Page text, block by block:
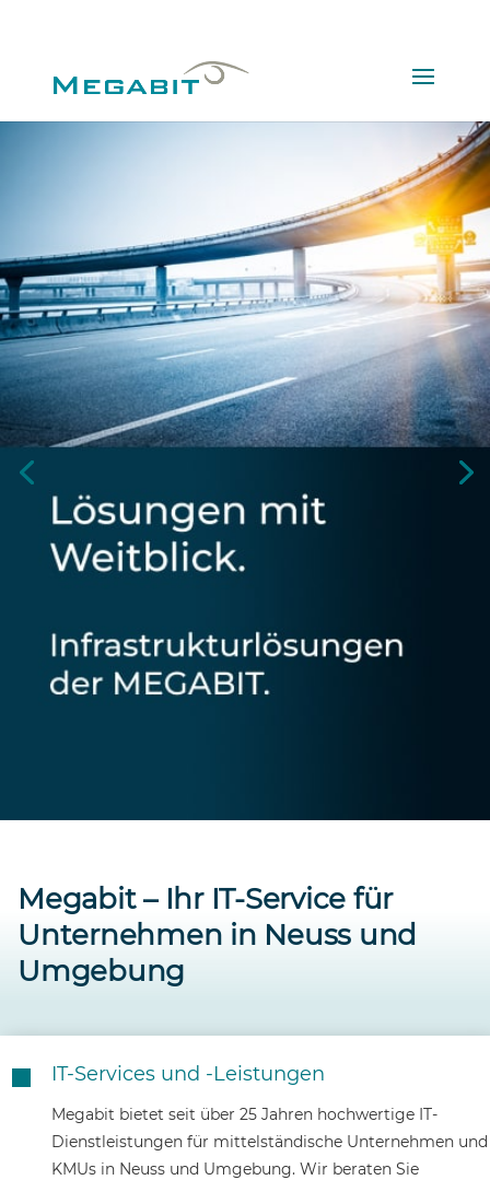
Megabit – Ihr IT-Service für
Unternehmen in Neuss und
Umgebung
IT-Services und -Leistungen
Megabit bietet seit über 25 Jahren hochwertige IT-
Dienstleistungen für mittelständische Unternehmen und
KMUs in Neuss und Umgebung. Wir beraten Sie